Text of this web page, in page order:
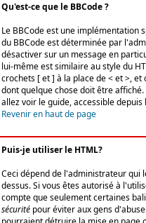
Qu'est-ce que le BBCode ?
Le BBCode est une implémentation
du BBCode est déterminée par
désactiver sur un message en
lui-même est similaire au style du
crochets [ et ] à la place de < et >,
dont quelque chose doit être
allez voir le guide, accessible
Revenir en haut de page
Puis-je utiliser le HTML?
Ceci dépend de l'administrateur qui
dessus. Si vous êtes autorisé à
compte que seulement certaines
sécurité pour éviter aux gens